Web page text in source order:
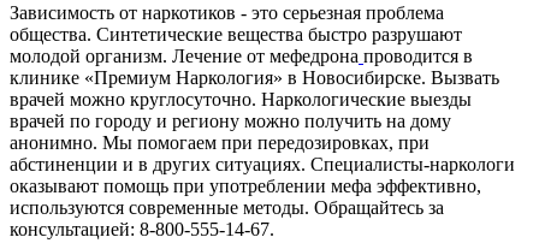
Зависимость от наркотиков - это серьезная проблема
общества. Синтетические вещества быстро разрушают
молодой организм. Лечение от мефедрона проводится в
клинике «Премиум Наркология» в Новосибирске. Вызвать
врачей можно круглосуточно. Наркологические выезды
врачей по городу и региону можно получить на дому
анонимно. Мы помогаем при передозировках, при
абстиненции и в других ситуациях. Специалисты-наркологи
оказывают помощь при употреблении мефа эффективно,
используются современные методы. Обращайтесь за
консультацией: 8-800-555-14-67.